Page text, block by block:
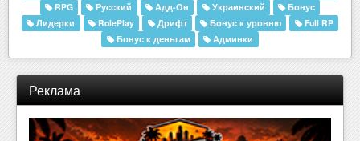
RPG
Русский Адд-Он Украинский
Бонус
Лидерки
RolePlay Дрифт Бонус к уровню
Full RP
Бонус к деньгам
Админки
Реклама